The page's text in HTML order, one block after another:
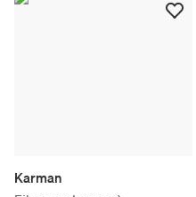
Karman